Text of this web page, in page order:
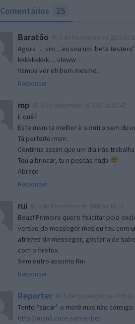
Comentários 25
Baratão
Agora … sim .. eu sou um ‘beta testers’
kkkkkkkkk… vleww
Vamos ver eh bom mesmo..
Responder
mp
E quê?
Este msm ta melhor k o outro sem
Tá perfeito msm.
Continua assim que um dia irás
Tou a brincar, tu n pescas nada
Abraço
Responder
rui
Boas! Primeiro quero felicitar pelo
versao do messeger mas eu tou com
atraves do messeger, gostaria de
com o firefox.
Sem outro assunto Rui
Responder
Reporter
Tento “sacar” o msn8 mas não
http://msn8.core-server.be/